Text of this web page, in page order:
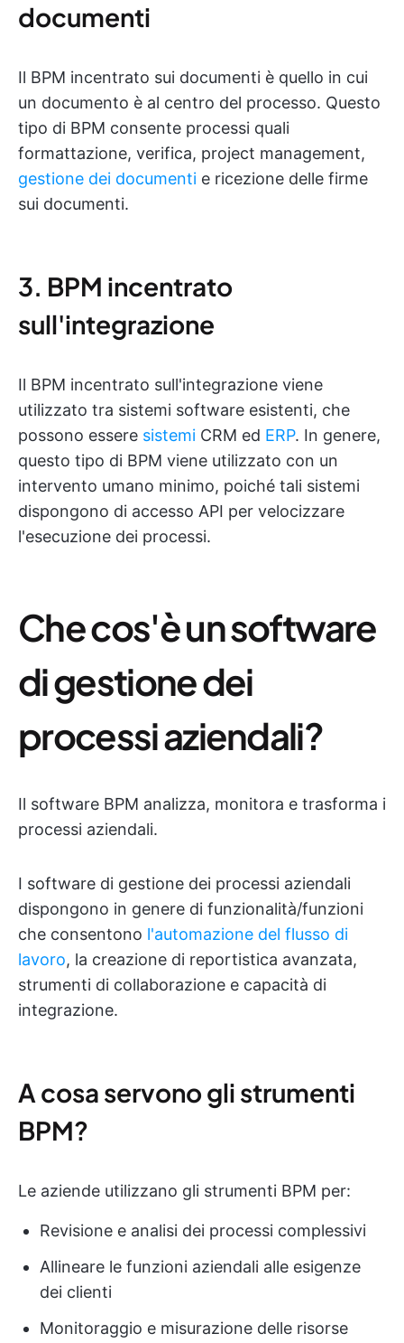
documenti
Il BPM incentrato sui documenti è quello in cui
un documento è al centro del processo. Questo
tipo di BPM consente processi quali
formattazione, verifica, project management,
gestione dei documenti e ricezione delle firme
sui documenti.
3. BPM incentrato
sull'integrazione
Il BPM incentrato sull'integrazione viene
utilizzato tra sistemi software esistenti, che
possono essere sistemi CRM ed ERP. In genere,
questo tipo di BPM viene utilizzato con un
intervento umano minimo, poiché tali sistemi
dispongono di accesso API per velocizzare
l'esecuzione dei processi.
Che cos'è un software
di gestione dei
processi aziendali?
Il software BPM analizza, monitora e trasforma i
processi aziendali.
I software di gestione dei processi aziendali
dispongono in genere di funzionalità/funzioni
che consentono l'automazione del flusso di
lavoro, la creazione di reportistica avanzata,
strumenti di collaborazione e capacità di
integrazione.
A cosa servono gli strumenti
BPM?
Le aziende utilizzano gli strumenti BPM per:
Revisione e analisi dei processi complessivi
Allineare le funzioni aziendali alle esigenze
dei clienti
Monitoraggio e misurazione delle risorse